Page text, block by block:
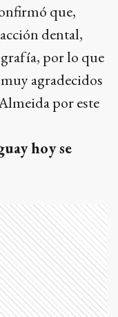
que,
dental,
por lo que
agradecidos
por este
hoy se